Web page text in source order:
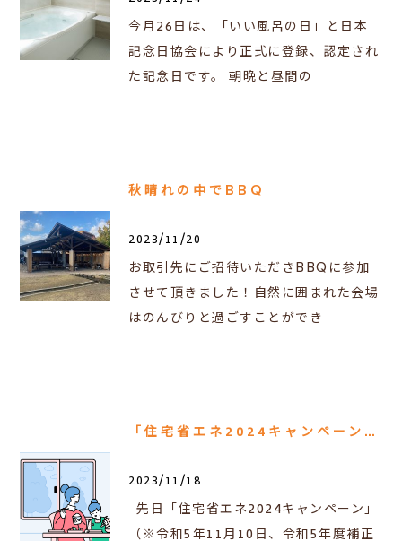
今月26日は、「いい風呂の日」と日本
記念日協会により正式に登録、認定され
た記念日です。 朝晩と昼間の
秋晴れの中でBBQ
2023/11/20
お取引先にご招待いただきBBQに参加
させて頂きました！自然に囲まれた会場
はのんびりと過ごすことができ
「住宅省エネ2024キャンペーン」に関する続報です！
2023/11/18
先日「住宅省エネ2024キャンペーン」
（※令和5年11月10日、令和5年度補正